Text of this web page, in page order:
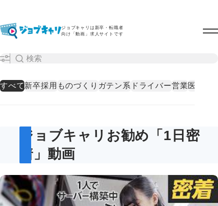
ジョブキャリは新卒・転職者
向け「動画」求人サイトです
すべて新卒採用 ものづくり ガテン系 ドライバー営業医療・
ジョブキャリお勧め「1日密
着」動画